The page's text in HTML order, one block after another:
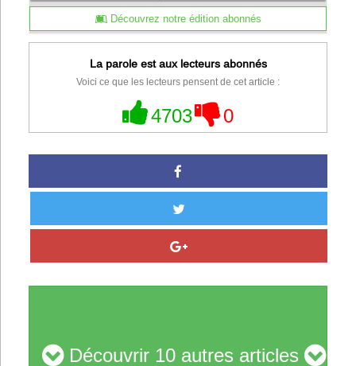
Découvrez notre édition abonnés
La parole est aux lecteurs abonnés
Voici ce que les lecteurs pensent de cet article :
4703 0
Découvrir 10 autres articles